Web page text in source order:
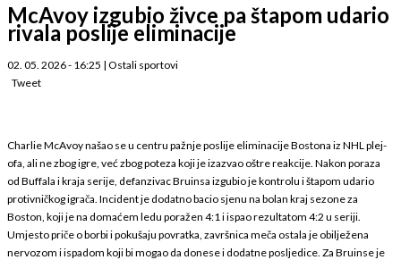
McAvoy izgubio živce pa štapom udario
rivala poslije eliminacije
02. 05. 2026 - 16:25 | Ostali sportovi
Tweet
Charlie McAvoy našao se u centru pažnje poslije eliminacije Bostona iz NHL plej-
ofa, ali ne zbog igre, već zbog poteza koji je izazvao oštre reakcije. Nakon poraza
od Buffala i kraja serije, defanzivac Bruinsa izgubio je kontrolu i štapom udario
protivničkog igrača. Incident je dodatno bacio sjenu na bolan kraj sezone za
Boston, koji je na domaćem ledu poražen 4:1 i ispao rezultatom 4:2 u seriji.
Umjesto priče o borbi i pokušaju povratka, završnica meča ostala je obilježena
nervozom i ispadom koji bi mogao da donese i dodatne posljedice. Za Bruinse je